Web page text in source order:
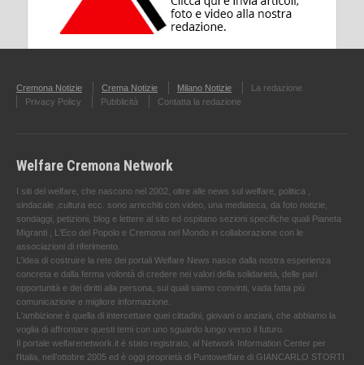
Cremona Notizie Crema Notizie Milano Notizie
La redazione
Privacy Policy
Pubblicità Contatta la redazione
Welfare Cremona Network
I siti del welfare, che nascono nel 2002, oltre alle news sul welfare, politica ,
sindacale ,cultura ecc. sono arricchiti con video, una mediateca, da foto notizie,
sondaggi, petizioni, blog e lettere al sito ed ospitano sezioni specifiche quali Pianeta
Migranti , L'Eco del Popolo e Cremona nel Mondo in collaborazione con le
associazioni di riferimento.
L'idea di costruire la rete dei portali Welfare News nasce dalla nostra esperienza
concreta e dalla ferma volontà di credere nei valori della solidarietà, delle pari
opportunità e dei diritti alla persona, sui quali siamo convinti, vada fatta più
comunicazione e migliore informazione.
L'ambizione è quella di intercettare quei cittadini, giovani o anziani, che abbiamo la
voglia di affrontare questi temi con uno sguardo lungo verso il futuro.
Il portale welfarenetwork.it è stato registrato, al Network Information Center per
l'Italia, nell’ottobre 2005 ed è oggi proprietà di Puntowelfare di GIANCARLO STORTI